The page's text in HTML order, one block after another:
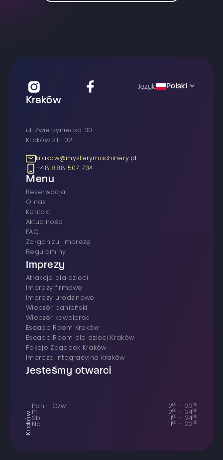
Język: Polski
Kraków
ul. Zwierzyniecka 30
Kraków 31-102
krakow@mysterymachinery.pl
+48 888 507 734
Menu
rezerwacja
O nas
Kontakt
Aktualności
FAQ
Zorganizuj imprezę
Regulaminy
Imprezy
atrakcje dla dzieci
imprezy firmowe
Imprezy urodzinowe
wieczór panieński
wieczór kawalerski
Escape Room Kraków
Escape Room dla dzieci Kraków
Pokoje Zagadek Kraków
Impreza integracyjna Kraków
Jesteśmy otwarci
Kraków
Pon - Czw 1200 - 2200
Pt 1200 - 2400
Sb 1100 - 2400
Nd 1100 - 2200